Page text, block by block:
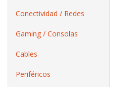
Conectividad / Redes
Gaming / Consolas
Cables
Periféricos